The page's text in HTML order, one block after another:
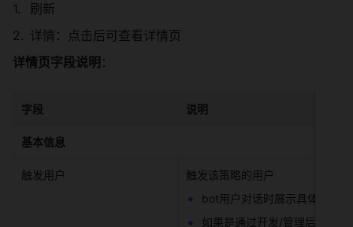
刷新
详情：点击后可查看详情页
详情页字段说明 ：
字段 说明
基本信息
触发用户
触发该策略的用户
bot用户对话时展示具体对话
如果是通过开发/管理后台触发